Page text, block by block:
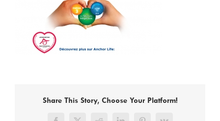
Share This Story, Choose Your Platform!